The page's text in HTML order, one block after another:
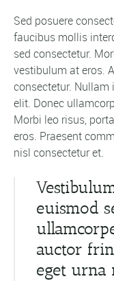
Sed posuere
faucibus mollis
sed consectetur.
vestibulum at eros.
consectetur.
elit. Donec
Morbi leo risus,
eros. Praesent
nisl consectetur et.
euismod
auctor
eget urna